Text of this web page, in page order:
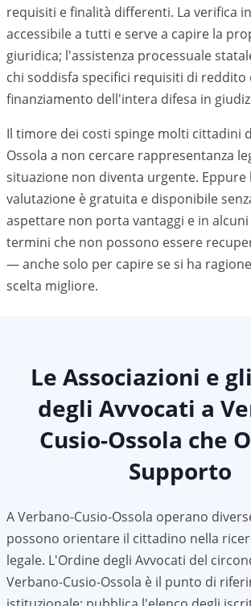
requisiti e finalità differenti. La verifica
accessibile a tutti e serve a capire la
giuridica; l'assistenza processuale
chi soddisfa specifici requisiti di reddito
finanziamento dell'intera difesa in
Il timore dei costi spinge molti cittadini
Ossola a non cercare rappresentanza
situazione non diventa urgente. Eppure
valutazione è gratuita e disponibile
aspettare non porta vantaggi e in
termini che non possono essere
— anche solo per capire se si ha
scelta migliore.
Le Associazioni e
degli Avvocati a
Cusio-Ossola che
Supporto
AVerbano-Cusio-Ossola operano
possono orientare il cittadino nella
legale. L'Ordine degli Avvocati del
Verbano-Cusio-Ossola è il punto di